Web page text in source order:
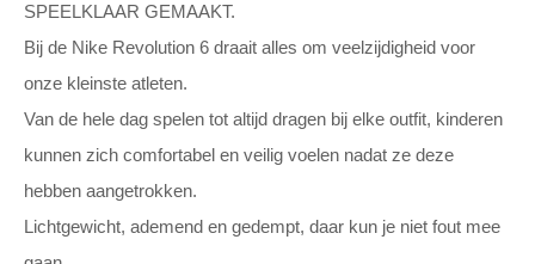
SPEELKLAAR GEMAAKT.
Bij de Nike Revolution 6 draait alles om veelzijdigheid voor
onze kleinste atleten.
Van de hele dag spelen tot altijd dragen bij elke outfit, kinderen
kunnen zich comfortabel en veilig voelen nadat ze deze
hebben aangetrokken.
Lichtgewicht, ademend en gedempt, daar kun je niet fout mee